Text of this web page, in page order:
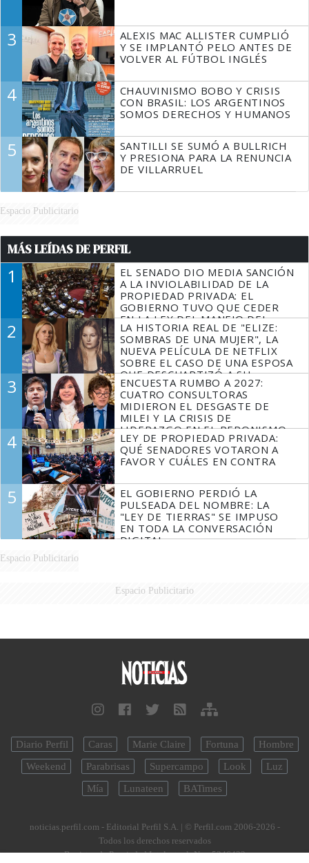
3
ALEXIS MAC ALLISTER CUMPLIÓ
Y SE IMPLANTÓ PELO ANTES DE
VOLVER AL FÚTBOL INGLÉS
4
CHAUVINISMO BOBO Y CRISIS
CON BRASIL: LOS ARGENTINOS
SOMOS DERECHOS Y HUMANOS
5
SANTILLI SE SUMÓ A BULLRICH
Y PRESIONA PARA LA RENUNCIA
DE VILLARRUEL
Espacio Publicitario
MÁS LEÍDAS DE PERFIL
1
EL SENADO DIO MEDIA SANCIÓN
A LA INVIOLABILIDAD DE LA
PROPIEDAD PRIVADA: EL
GOBIERNO TUVO QUE CEDER
EN LA LEY DEL MANEJO DEL
FUEGO
2
LA HISTORIA REAL DE "ELIZE:
SOMBRAS DE UNA MUJER", LA
NUEVA PELÍCULA DE NETFLIX
SOBRE EL CASO DE UNA ESPOSA
QUE DESCUARTIZÓ A SU
MARIDO
3
ENCUESTA RUMBO A 2027:
CUATRO CONSULTORAS
MIDIERON EL DESGASTE DE
MILEI Y LA CRISIS DE
LIDERAZGO EN EL PERONISMO
4
LEY DE PROPIEDAD PRIVADA:
QUÉ SENADORES VOTARON A
FAVOR Y CUÁLES EN CONTRA
5
EL GOBIERNO PERDIÓ LA
PULSEADA DEL NOMBRE: LA
"LEY DE TIERRAS" SE IMPUSO
EN TODA LA CONVERSACIÓN
DIGITAL
Espacio Publicitario
Espacio Publicitario
Diario Perfil Caras Marie Claire Fortuna
Hombre
Weekend
Parabrisas Supercampo Look
Luz
Mía
Lunateen BATimes
noticias.perfil.com - Editorial Perfil S.A. | © Perfil.com 2006-2026 -
Todos los derechos reservados
Registro de Propiedad Intelectual: Nro. 5346433